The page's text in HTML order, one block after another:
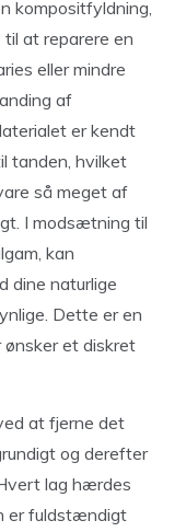
kompositfyldning,
at reparere en
eller mindre
af
er kendt
tanden, hvilket
så meget af
I modsætning til
kan
dine naturlige
Dette er en
et diskret
at fjerne det
og derefter
lag hærdes
er fuldstændigt